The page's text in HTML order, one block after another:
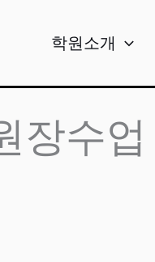
학원소개
장수업